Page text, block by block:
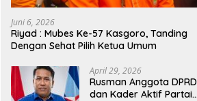
Juni 6, 2026
Riyad : Mubes Ke-57 Kasgoro, Tanding
Dengan Sehat Pilih Ketua Umum
April 29, 2026
Rusman Anggota DPRD
dan Kader Aktif Partai